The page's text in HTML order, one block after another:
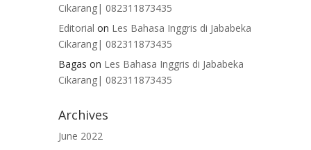
Cikarang| 082311873435
Editorial on Les Bahasa Inggris di Jababeka
Cikarang| 082311873435
Bagas on Les Bahasa Inggris di Jababeka
Cikarang| 082311873435
Archives
June 2022